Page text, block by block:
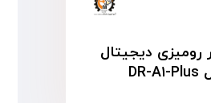
رومیزی دیجیتال